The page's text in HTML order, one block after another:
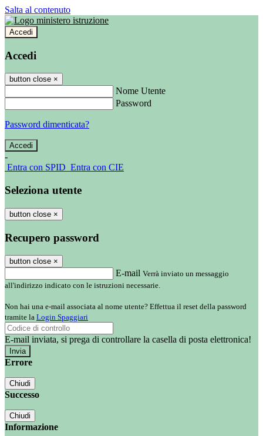
Salta al contenuto
Accedi
Accedi
button close ×
Nome Utente
Password
Password dimenticata?
-
Entra con SPID Entra con CIE
Seleziona utente
button close ×
Recupero password
button close ×
E-mail Verrà inviato un messaggio
all'indirizzo indicato con le istruzioni necessarie.
Non hai una e-mail associata al nome utente? Effettua il reset della password
tramite la Login Spaggiari
E-mail inviata, si prega di controllare la casella di posta elettronica!
Errore
Chiudi
Successo
Chiudi
Informazione